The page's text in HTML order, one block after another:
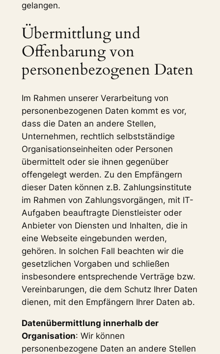
gelangen.
Übermittlung und
Offenbarung von
personenbezogenen Daten
Im Rahmen unserer Verarbeitung von
personenbezogenen Daten kommt es vor,
dass die Daten an andere Stellen,
Unternehmen, rechtlich selbstständige
Organisationseinheiten oder Personen
übermittelt oder sie ihnen gegenüber
offengelegt werden. Zu den Empfängern
dieser Daten können z.B. Zahlungsinstitute
im Rahmen von Zahlungsvorgängen, mit IT-
Aufgaben beauftragte Dienstleister oder
Anbieter von Diensten und Inhalten, die in
eine Webseite eingebunden werden,
gehören. In solchen Fall beachten wir die
gesetzlichen Vorgaben und schließen
insbesondere entsprechende Verträge bzw.
Vereinbarungen, die dem Schutz Ihrer Daten
dienen, mit den Empfängern Ihrer Daten ab.
Datenübermittlung innerhalb der
Organisation: Wir können
personenbezogene Daten an andere Stellen